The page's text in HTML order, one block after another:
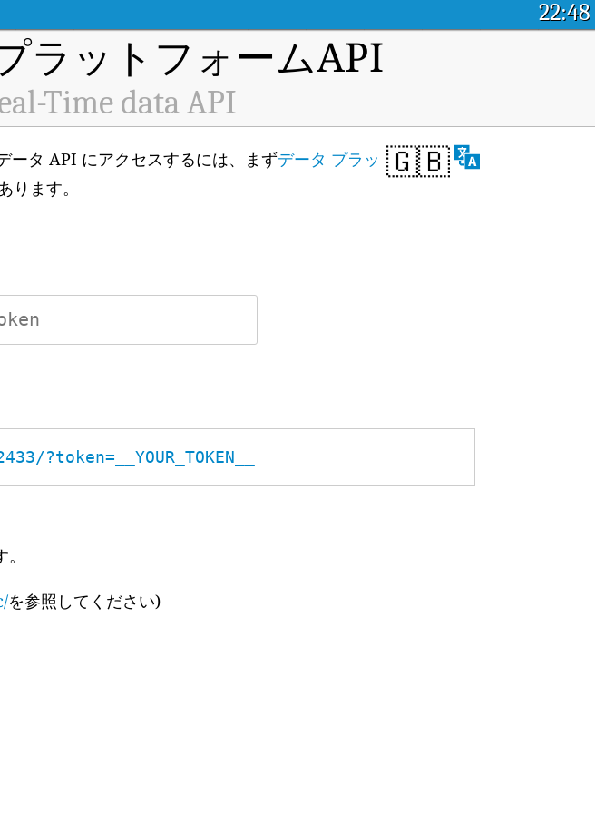
22:48
ラットフォームAPI
Time data API
🇬🇧
ータ API にアクセスするには、まずデータ プラッ
ます。
を参照してください)